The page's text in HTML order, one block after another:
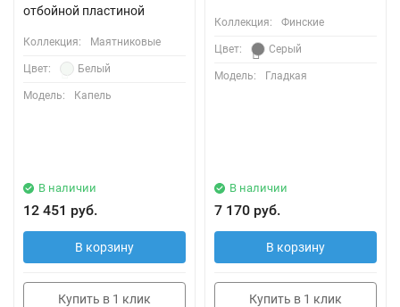
отбойной пластиной
Коллекция: Маятниковые
Цвет: Белый
Модель: Капель
В наличии
12 451 руб.
В корзину
Купить в 1 клик
Коллекция: Финские
Цвет: Серый
Модель: Гладкая
В наличии
7 170 руб.
В корзину
Купить в 1 клик